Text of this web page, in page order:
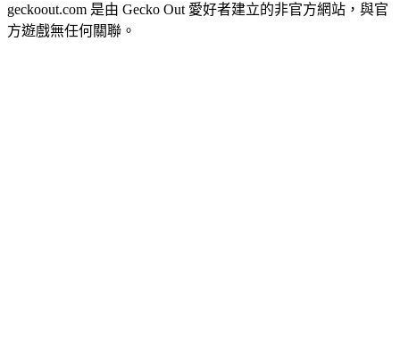
geckoout.com 是由 Gecko Out 愛好者建立的非官方網站，與官
方遊戲無任何關聯。